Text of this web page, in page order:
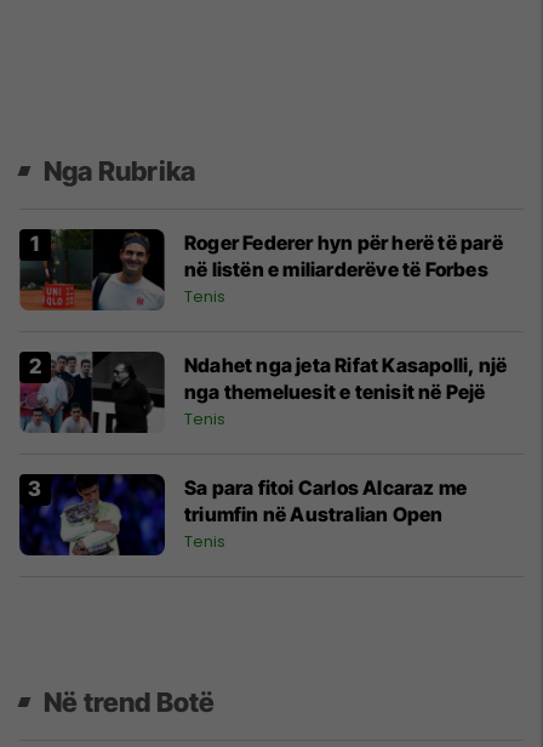
Nga Rubrika
Roger Federer hyn për herë të parë
në listën e miliarderëve të Forbes
Tenis
Ndahet nga jeta Rifat Kasapolli, një
nga themeluesit e tenisit në Pejë
Tenis
Sa para fitoi Carlos Alcaraz me
triumfin në Australian Open
Tenis
Në trend Botë